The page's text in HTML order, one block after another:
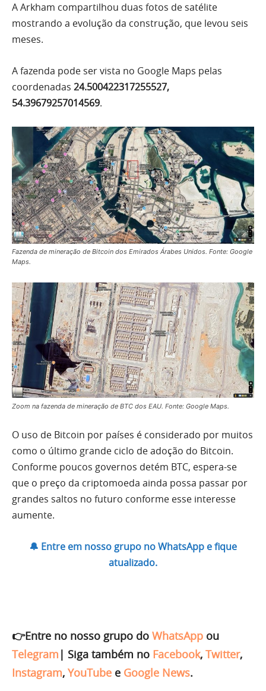
A Arkham compartilhou duas fotos de satélite
mostrando a evolução da construção, que levou seis
meses.
A fazenda pode ser vista no Google Maps pelas
coordenadas 24.500422317255527,
54.39679257014569.
Fazenda de mineração de Bitcoin dos Emirados Árabes Unidos. Fonte: Google
Maps.
Zoom na fazenda de mineração de BTC dos EAU. Fonte: Google Maps.
O uso de Bitcoin por países é considerado por muitos
como o último grande ciclo de adoção do Bitcoin.
Conforme poucos governos detém BTC, espera-se
que o preço da criptomoeda ainda possa passar por
grandes saltos no futuro conforme esse interesse
aumente.
🔔 Entre em nosso grupo no WhatsApp e fique
atualizado.
👉Entre no nosso grupo do WhatsApp ou
Telegram | Siga também no Facebook, Twitter,
Instagram, YouTube e Google News.